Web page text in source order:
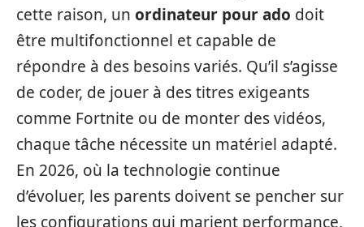
cette raison, un ordinateur pour ado doit
être multifonctionnel et capable de
répondre à des besoins variés. Qu’il s’agisse
de coder, de jouer à des titres exigeants
comme Fortnite ou de monter des vidéos,
chaque tâche nécessite un matériel adapté.
En 2026, où la technologie continue
d’évoluer, les parents doivent se pencher sur
les configurations qui marient performance,